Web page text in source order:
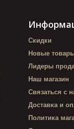
Скидки
Новые
Лидеры
Наш магазин
Связаться с
Доставка и
Политика